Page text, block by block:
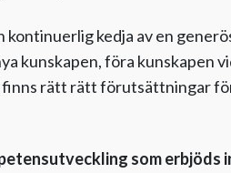
kontinuerlig kedja av en
kunskapen, föra kunskapen
finns rätt rätt förutsättningar
som erbjöds